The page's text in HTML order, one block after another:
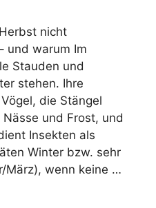
nicht
und warum Im
Stauden und
stehen. Ihre
die Stängel
und Frost, und
Insekten als
Winter bzw. sehr
März), wenn keine …